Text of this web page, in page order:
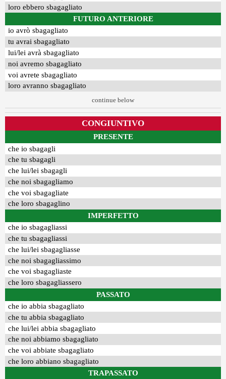
loro ebbero sbagagliato
FUTURO ANTERIORE
io avrò sbagagliato
tu avrai sbagagliato
lui/lei avrà sbagagliato
noi avremo sbagagliato
voi avrete sbagagliato
loro avranno sbagagliato
continue below
CONGIUNTIVO
PRESENTE
che io sbagagli
che tu sbagagli
che lui/lei sbagagli
che noi sbagagliamo
che voi sbagagliate
che loro sbagaglino
IMPERFETTO
che io sbagagliassi
che tu sbagagliassi
che lui/lei sbagagliasse
che noi sbagagliassimo
che voi sbagagliaste
che loro sbagagliassero
PASSATO
che io abbia sbagagliato
che tu abbia sbagagliato
che lui/lei abbia sbagagliato
che noi abbiamo sbagagliato
che voi abbiate sbagagliato
che loro abbiano sbagagliato
TRAPASSATO